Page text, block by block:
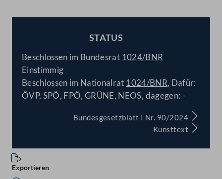
STATUS
Beschlossen im Bundesrat 1024/BNR
Einstimmig
Beschlossen im Nationalrat 1024/BNR, Dafür:
ÖVP, SPÖ, FPÖ, GRÜNE, NEOS, dagegen: -
Bundesgesetzblatt I Nr. 90/2024
Kunsttext
Exportieren